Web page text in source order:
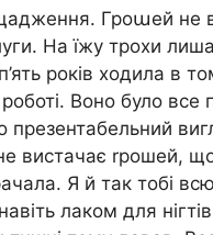
Гроաей не
На їжу трохи
років ходила в
Воно було все
презентабельний
вистачає rрошей,
Я й так тобі
лаком для